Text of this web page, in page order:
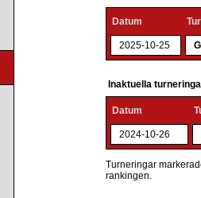
Datum
2025-10-25
Inaktuella
Datum
2024-10-26
Turneringar
rankingen.